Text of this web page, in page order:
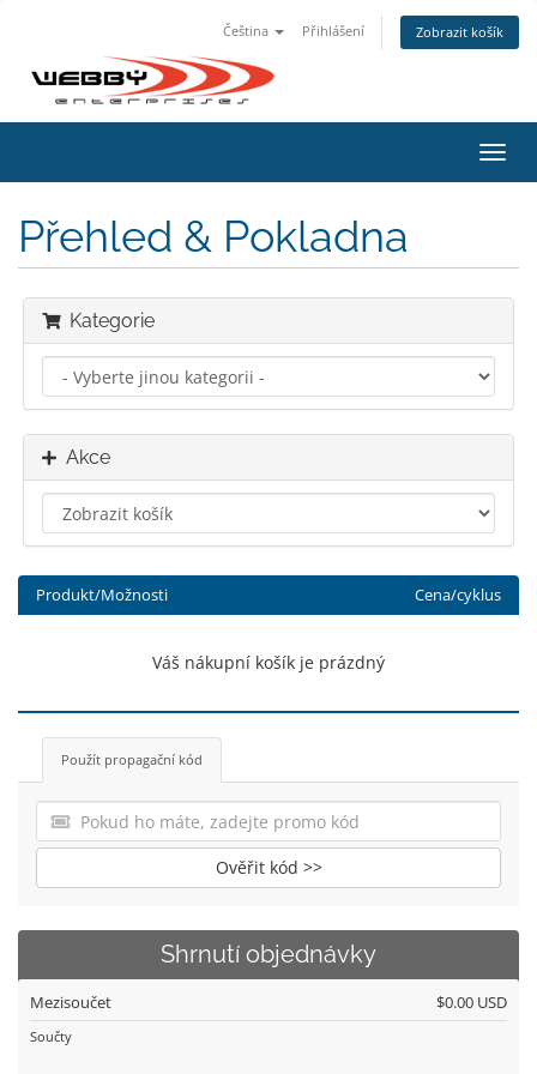
Čeština Přihlášení Zobrazit košík
Přehled & Pokladna
Kategorie
Akce
Produkt/Možnosti Cena/cyklus
Váš nákupní košík je prázdný
Použít propagační kód
Ověřit kód >>
Shrnutí objednávky
Mezisoučet $0.00 USD
Součty